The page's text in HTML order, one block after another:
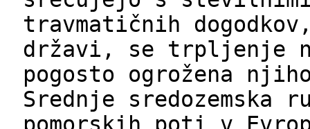
travmatičnih
državi, se trpljenje
pogosto ogrožena
Srednje sredozemska